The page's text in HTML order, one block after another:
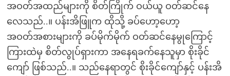
အဝတ်အထည်များကို စိတ်ကြိုက် ဝယ်ယူ ဝတ်ဆင်နေ
လေသည်..။ ပန်းအိဖြူက ထိုသို့ ခပ်ဟော့ဟော့
အဝတ်အစားများကို ခပ်မိုက်မိုက် ဝတ်ဆင်နေမွုကြောင့်
ကြားထဲမှ စိတ်လွုပ်ရှားကာ အနေရခက်နေသူမှာ စိုးခိုင်
ကျော် ဖြစ်သည်..။ သည်နေရာတွင် စိုးခိုင်ကျော်နှင့် ပန်းအိ